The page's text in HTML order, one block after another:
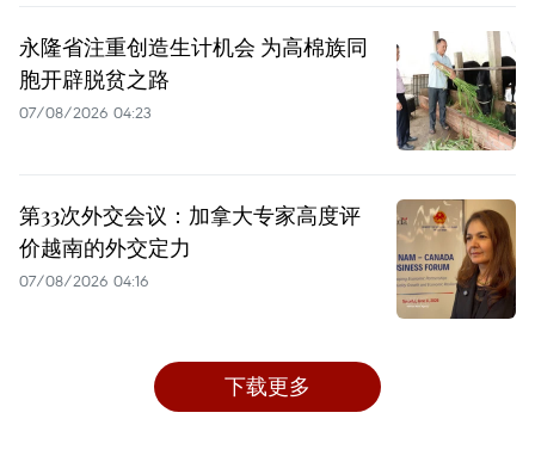
永隆省注重创造生计机会 为高棉族同
胞开辟脱贫之路
07/08/2026 04:23
第33次外交会议：加拿大专家高度评
价越南的外交定力
07/08/2026 04:16
下载更多